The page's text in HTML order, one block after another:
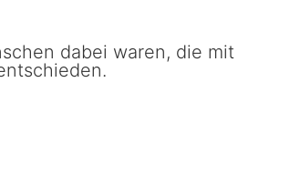
dabei waren, die mit